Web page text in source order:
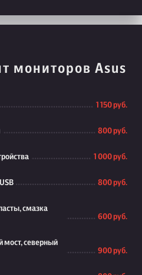
мониторов Asus
1 150 руб.
800 руб.
1 000 руб.
800 руб.
смазка
600 руб.
мост, северный
900 руб.